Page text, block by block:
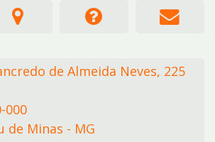
de Almeida Neves, 225
000
de Minas - MG